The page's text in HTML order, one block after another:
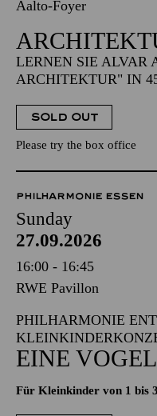
Aalto-Foyer
LERNEN SIE ALVAR
ARCHITEKTUR" IN
SOLD OUT
Please try the box office
PHILHARMONIE ESSEN
Sunday
27.09.2026
16:00 - 16:45
RWE Pavillon
PHILHARMONIE
EINE
Für Kleinkinder von 1 bis